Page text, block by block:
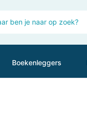
Boekenleggers